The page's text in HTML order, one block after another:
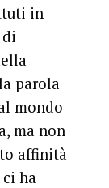
in
parola
mondo
ma non
affinità
ha